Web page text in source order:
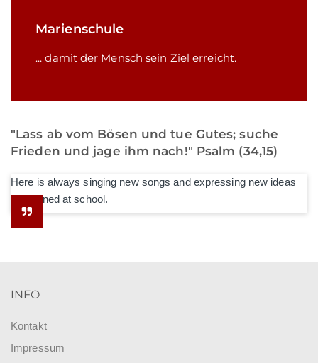
Marienschule
... damit der Mensch sein Ziel erreicht.
"Lass ab vom Bösen und tue Gutes; suche
Frieden und jage ihm nach!" Psalm (34,15)
Here is always singing new songs and expressing new ideas
he learned at school.
INFO
Kontakt
Impressum